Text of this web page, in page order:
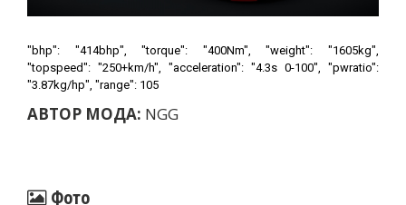
"bhp": "414bhp", "torque": "400Nm", "weight": "1605kg",
"topspeed": "250+km/h", "acceleration": "4.3s 0-100", "pwratio":
"3.87kg/hp", "range": 105
АВТОР МОДА: NGG
Фото